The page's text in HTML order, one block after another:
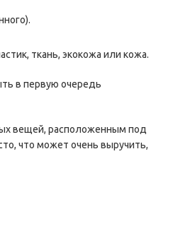
ткань, экокожа или кожа.
в первую очередь
вещей, расположенным под
что может очень выручить,